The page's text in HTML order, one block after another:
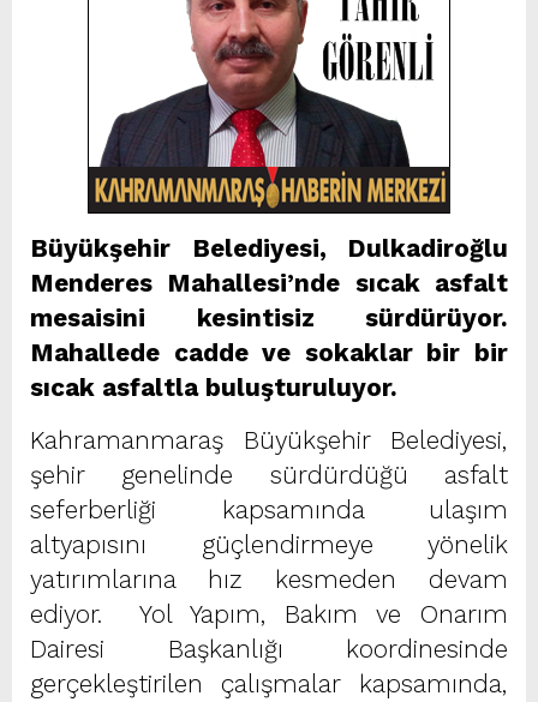
Büyükşehir Belediyesi, Dulkadiroğlu
Menderes Mahallesi’nde sıcak asfalt
mesaisini kesintisiz sürdürüyor.
Mahallede cadde ve sokaklar bir bir
sıcak asfaltla buluşturuluyor.
Kahramanmaraş Büyükşehir Belediyesi,
şehir genelinde sürdürdüğü asfalt
seferberliği kapsamında ulaşım
altyapısını güçlendirmeye yönelik
yatırımlarına hız kesmeden devam
ediyor. Yol Yapım, Bakım ve Onarım
Dairesi Başkanlığı koordinesinde
gerçekleştirilen çalışmalar kapsamında,